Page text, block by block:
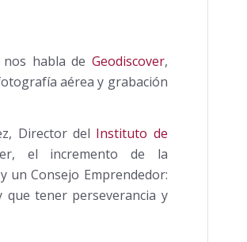
habla de Geodiscover,
aérea y grabación
Director del Instituto de
el incremento de la
un Consejo Emprendedor:
que tener perseverancia y